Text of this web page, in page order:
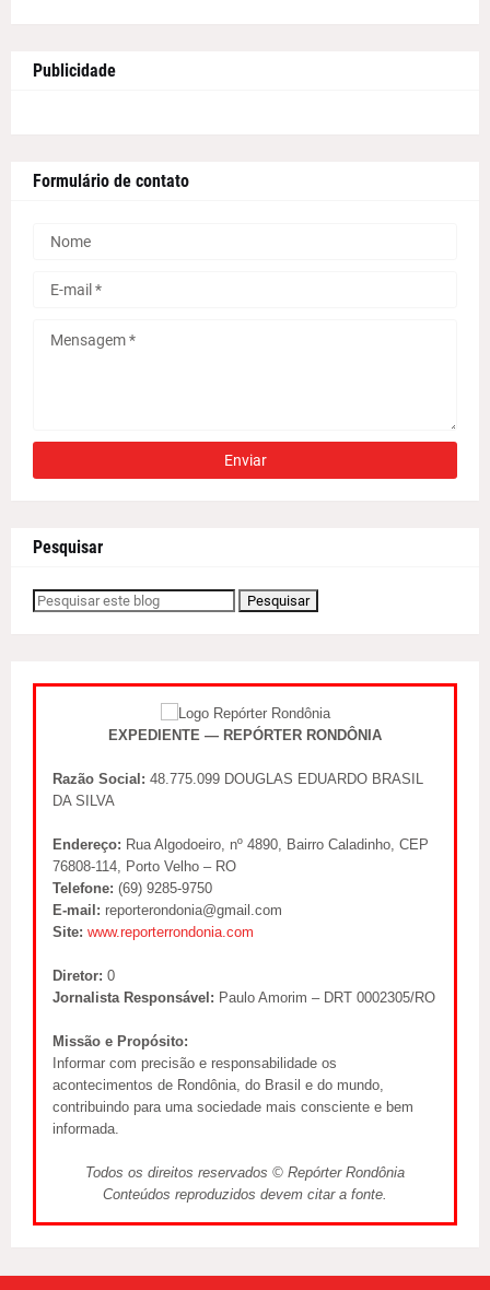
Publicidade
Formulário de contato
Pesquisar
EXPEDIENTE — REPÓRTER RONDÔNIA
Razão Social: 48.775.099 DOUGLAS EDUARDO BRASIL
DA SILVA
Endereço: Rua Algodoeiro, nº 4890, Bairro Caladinho, CEP
76808-114, Porto Velho – RO
Telefone: (69) 9285-9750
E-mail: reporterondonia@gmail.com
Site: www.reporterrondonia.com
Diretor: 0
Jornalista Responsável: Paulo Amorim – DRT 0002305/RO
Missão e Propósito:
Informar com precisão e responsabilidade os
acontecimentos de Rondônia, do Brasil e do mundo,
contribuindo para uma sociedade mais consciente e bem
informada.
Todos os direitos reservados © Repórter Rondônia
Conteúdos reproduzidos devem citar a fonte.